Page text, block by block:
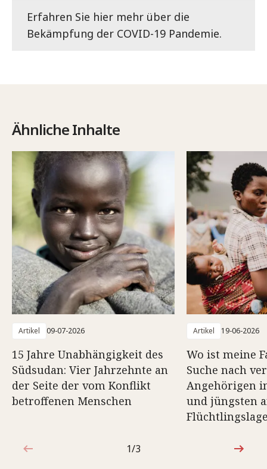
Erfahren Sie hier mehr über die
Bekämpfung der COVID-19 Pandemie.
Ähnliche Inhalte
Artikel 09-07-2026
15 Jahre Unabhängigkeit des
Südsudan: Vier Jahrzehnte an
der Seite der vom Konflikt
betroffenen Menschen
Artikel 19-06-2026
Wo ist meine
Suche nach
Angehörigen
und jüngsten
1von3
1/3